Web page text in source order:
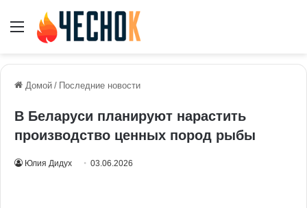
Меню
Домой / Последние новости
В Беларуси планируют нарастить
производство ценных пород рыбы
Юлия Дидух 03.06.2026